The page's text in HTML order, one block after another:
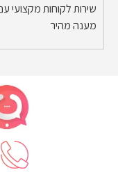
שירות לקוחות מקצועי
מענה מהיר